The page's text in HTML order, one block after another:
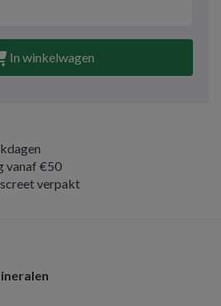
In winkelwagen
vanaf €50
verpakt